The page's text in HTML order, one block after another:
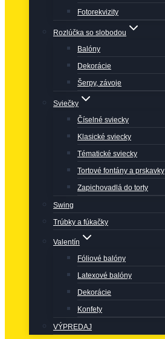
Fotorekvizity
Rozlúčka so slobodou
Balóny
Dekorácie
Šerpy, závoje
Sviečky
Číselné sviecky
Klasické sviecky
Tématické sviecky
Tortové fontány a prskavky
Zapichovadlá do torty
Swing
Trúbky a fúkačky
Valentín
Fóliové balóny
Latexové balóny
Dekorácie
Konfety
VÝPREDAJ